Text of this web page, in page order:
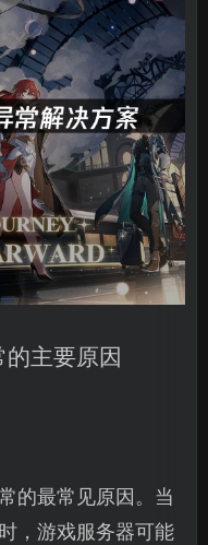
主要原因
的最常见原因。当
，游戏服务器可能